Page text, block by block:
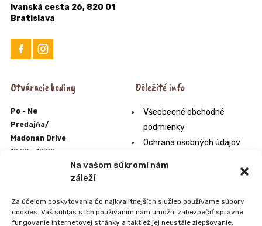
Na vašom súkromí nám
záleží
Za účelom poskytovania čo najkvalitnejších služieb používame súbory
cookies. Váš súhlas s ich používaním nám umožní zabezpečiť správne
fungovanie internetovej stránky a taktiež jej neustále zlepšovanie.
Ivanská cesta 26, 820 01
Bratislava
Otváracie hodiny
Po - Ne
Predajňa/
Madonan Drive
10:00 - 18:00
10:00 - 20:00
Farmpark
Dôležité info
Všeobecné obchodné
podmienky
Ochrana osobných údajov
Orgán alternatívneho
riešenia sporov